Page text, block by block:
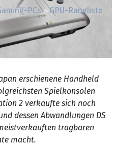
PCs
GPU-Rangliste
erschienene Handheld
Spielkonsolen
2 verkaufte sich noch
dessen Abwandlungen DS
tragbaren
macht.